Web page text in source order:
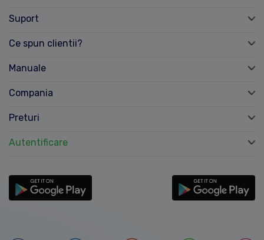
Suport
Ce spun clientii?
Manuale
Compania
Preturi
Autentificare